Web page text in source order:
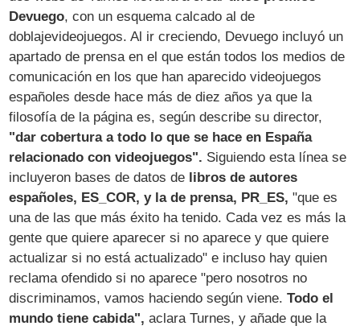
Devuego, con un esquema calcado al de
doblajevideojuegos. Al ir creciendo, Devuego incluyó un
apartado de prensa en el que están todos los medios de
comunicación en los que han aparecido videojuegos
españoles desde hace más de diez años ya que la
filosofía de la página es, según describe su director,
"dar cobertura a todo lo que se hace en España
relacionado con videojuegos". Siguiendo esta línea se
incluyeron bases de datos de libros de autores
españoles, ES_COR, y la de prensa, PR_ES, "que es
una de las que más éxito ha tenido. Cada vez es más la
gente que quiere aparecer si no aparece y que quiere
actualizar si no está actualizado" e incluso hay quien
reclama ofendido si no aparece "pero nosotros no
discriminamos, vamos haciendo según viene. Todo el
mundo tiene cabida", aclara Turnes, y añade que la